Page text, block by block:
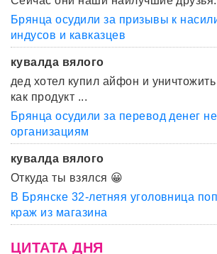
Брянца осудили за призывы к
индусов и кавказцев
кувалда вялого
дед хотел купил айфон и
как продукт ...
Брянца осудили за перевод денег
организациям
кувалда вялого
Откуда ты взялся 😀
В Брянске 32-летняя уголовница
краж из магазина
ЦИТАТА ДНЯ